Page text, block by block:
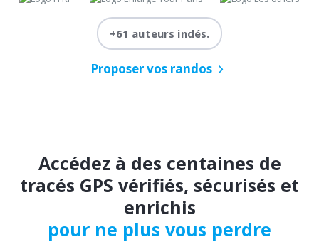
+61 auteurs indés.
Proposer vos randos
Accédez à des centaines de
tracés GPS vérifiés, sécurisés et
enrichis
pour ne plus vous perdre